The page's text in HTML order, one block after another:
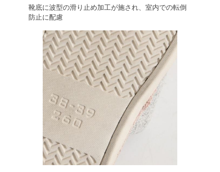
靴底に波型の滑り止め加工が施され、室内での転倒
防止に配慮